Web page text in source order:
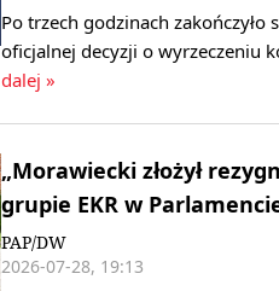
Po trzech godzinach
oficjalnej decyzji o wyrzeczeniu
dalej »
„Morawiecki złożył
grupie EKR w
PAP/DW
2026-07-28, 19:13